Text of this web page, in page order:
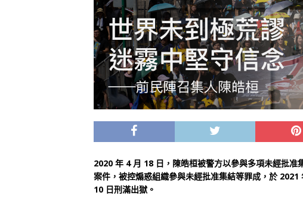
2020 年 4 月 18 日，陳皓桓被警方以參與多項未經批准
案件，被控煽惑組織參與未經批准集結等罪成，於 2021
10 日刑滿出獄。